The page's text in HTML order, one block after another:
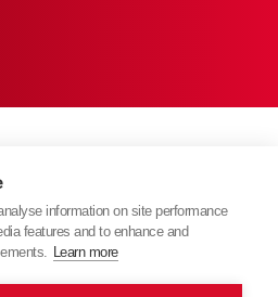
information on site performance
features and to enhance and
Learn more